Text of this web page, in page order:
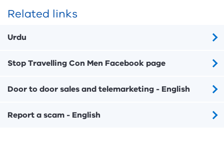
Related links
Urdu
Stop Travelling Con Men Facebook page
Door to door sales and telemarketing - English
Report a scam - English